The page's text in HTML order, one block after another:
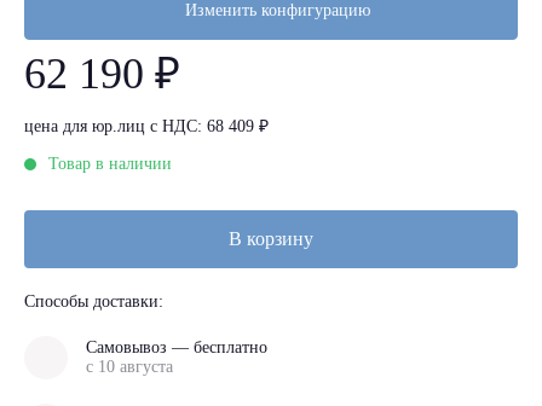
Изменить конфигурацию
62 190 ₽
цена для юр.лиц с НДС: 68 409 ₽
Товар в наличии
В корзину
Способы доставки:
Самовывоз — бесплатно
с 10 августа